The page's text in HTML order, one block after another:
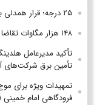
۲۵ درجه؛ قرار همدلی برای آینده‌ای روشن
۱۴۸ هزار مگاوات تقاضا برای احداث نیروگاه ثبت شد
تأکید مدیرعامل
تأمین برق شرکت‌های
تمهیدات ویژه برای
فرودگاهی امام خمینی